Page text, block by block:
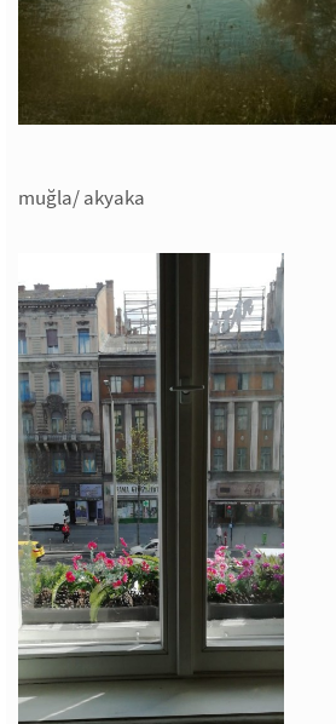
muğla/ akyaka